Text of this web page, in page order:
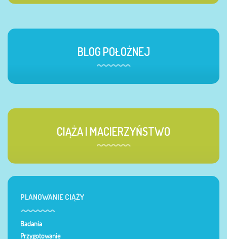
BLOG POŁOŻNEJ
CIĄŻA I MACIERZYŃSTWO
PLANOWANIE CIĄŻY
Badania
Przygotowanie